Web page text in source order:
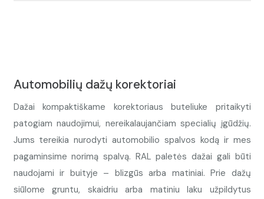
Automobilių dažų korektoriai
Dažai kompaktiškame korektoriaus buteliuke pritaikyti
patogiam naudojimui, nereikalaujančiam specialių įgūdžių.
Jums tereikia nurodyti automobilio spalvos kodą ir mes
pagaminsime norimą spalvą. RAL paletės dažai gali būti
naudojami ir buityje – blizgūs arba matiniai. Prie dažų
siūlome gruntu, skaidriu arba matiniu laku užpildytus